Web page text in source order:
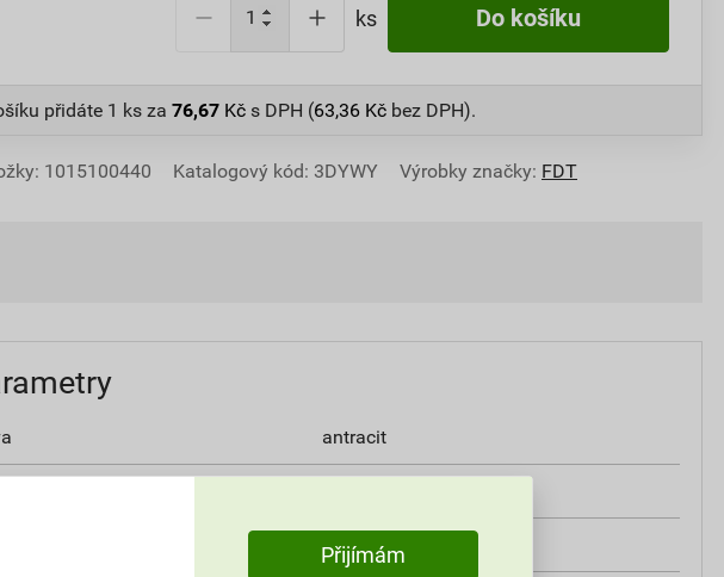
ks Do košíku
přidáte 1 ks za 76,67 Kč s DPH (63,36 Kč bez DPH).
1015100440 Katalogový kód: 3DYWY Výrobky značky: FDT
antracit
kužel
Přijímám